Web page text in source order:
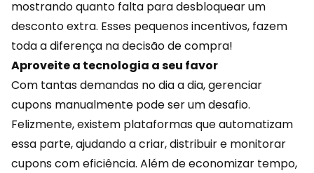
mostrando quanto falta para desbloquear um
desconto extra. Esses pequenos incentivos, fazem
toda a diferença na decisão de compra!
Aproveite a tecnologia a seu favor
Com tantas demandas no dia a dia, gerenciar
cupons manualmente pode ser um desafio.
Felizmente, existem plataformas que automatizam
essa parte, ajudando a criar, distribuir e monitorar
cupons com eficiência. Além deeconomizar tempo,